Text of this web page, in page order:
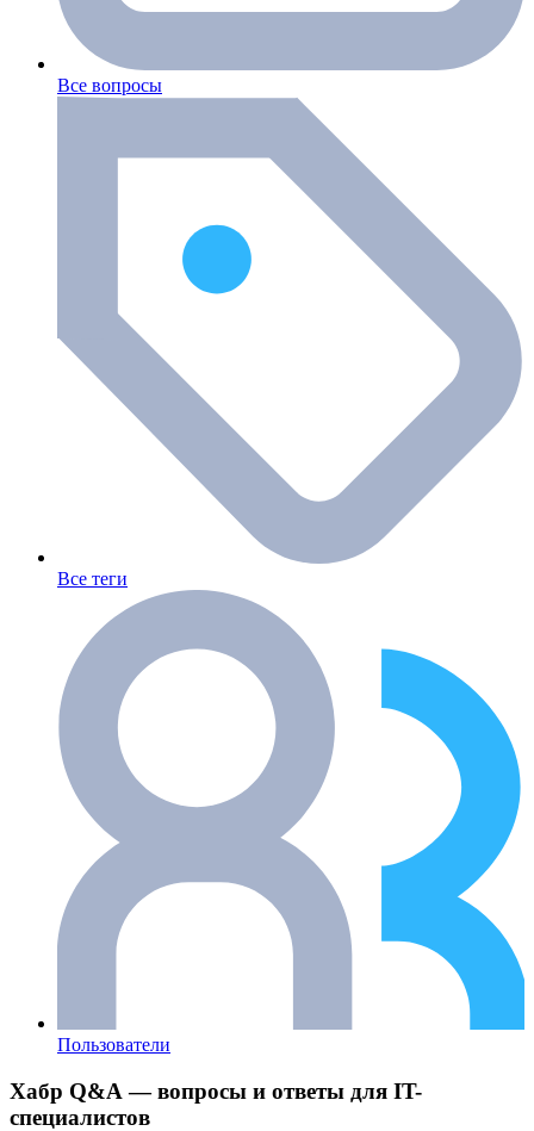
Все вопросы
Все теги
Пользователи
Хабр Q&A — вопросы и ответы для IT-
специалистов